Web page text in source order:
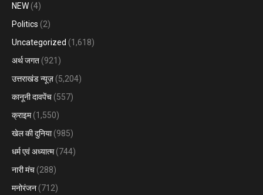
NEW (4)
Politics (2)
Uncategorized (1,618)
अर्थ जगत (921)
उत्तराखंड न्यूज़ (5,204)
कानूनी दावपेंच (557)
क्राइम(1,550)
खेल की दुनिया(985)
धर्म एवं अध्यात्म(744)
नारी मंच (288)
मनोरंजन (712)